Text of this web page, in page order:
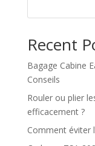
Recent
Bagage Cabine
Conseils
Rouler ou plier
efficacement ?
Comment éviter